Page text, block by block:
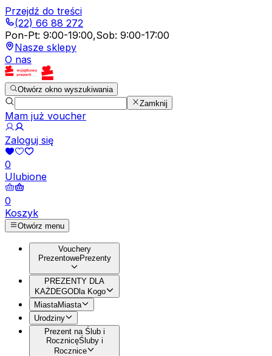
Przejdź do treści
(22) 66 88 272
Pon-Pt: 9:00-19:00,Sob: 9:00-17:00
Nasze sklepy
O nas
Otwórz okno wyszukiwania
Zamknij
Mam już voucher
Zaloguj się
0
Ulubione
0
Koszyk
Otwórz menu
Vouchery
PrezentowePrezenty
PREZENTY DLA
KAŻDEGODla Kogo
MiastaMiasta
Urodziny
Prezent na Ślub i
RocznicęŚluby i
Rocznice